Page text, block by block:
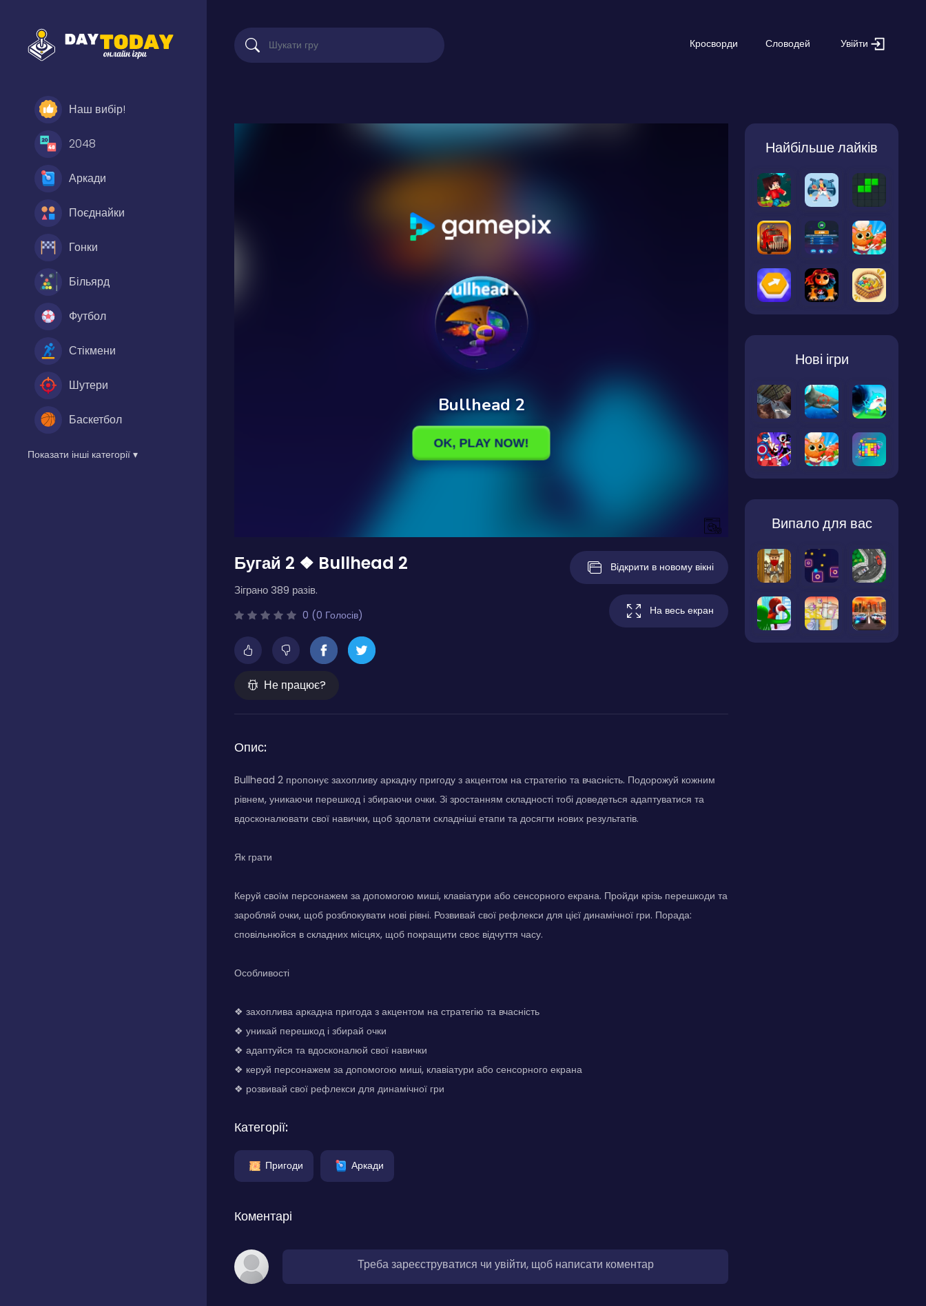
Наш вибір!
2048
Аркади
Поєднайки
Гонки
Більярд
Футбол
Стікмени
Шутери
Баскетбол
Показати інші категорії ▾
Кросворди Словодей Увійти
Бугай 2 ❖ Bullhead 2
Зіграно 389 разів.
0 (0 Голосів)
Не працює?
Відкрити в новому вікні
На весь екран
Опис:
Bullhead 2 пропонує захопливу аркадну пригоду з акцентом на стратегію та вчасність. Подорожуй кожним
рівнем, уникаючи перешкод і збираючи очки. Зі зростанням складності тобі доведеться адаптуватися та
вдосконалювати свої навички, щоб здолати складніші етапи та досягти нових результатів.
Як грати
Керуй своїм персонажем за допомогою миші, клавіатури або сенсорного екрана. Пройди крізь перешкоди та
заробляй очки, щоб розблокувати нові рівні. Розвивай свої рефлекси для цієї динамічної гри. Порада:
сповільнюйся в складних місцях, щоб покращити своє відчуття часу.
Особливості
❖ захоплива аркадна пригода з акцентом на стратегію та вчасність
❖ уникай перешкод і збирай очки
❖ адаптуйся та вдосконалюй свої навички
❖ керуй персонажем за допомогою миші, клавіатури або сенсорного екрана
❖ розвивай свої рефлекси для динамічної гри
Категорії:
Пригоди Аркади
Коментарі
Треба зареєструватися чи увійти, щоб написати коментар
Найбільше лайків
Нові ігри
Випало для вас